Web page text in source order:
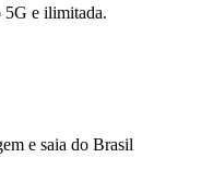
5G e ilimitada.
e saia do Brasil